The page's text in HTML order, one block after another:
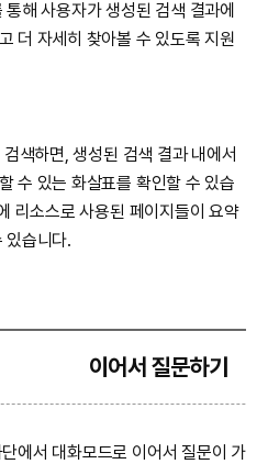
통해 사용자가 생성된 검색 결과에
더 자세히 찾아볼 수 있도록 지원
색하면, 생성된 검색 결과 내에서
수 있는 화살표를 확인할 수 있습
리소스로 사용된 페이지들이 요약
있습니다.
이어서 질문하기
에서 대화모드로 이어서 질문이 가